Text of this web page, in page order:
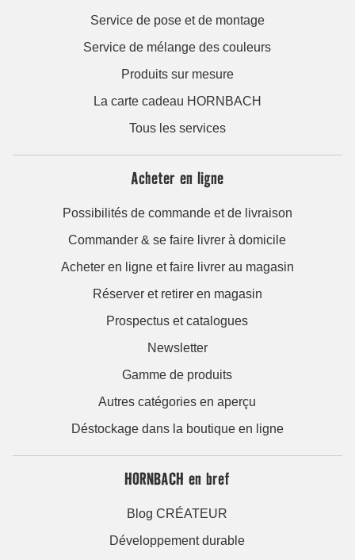
Service de pose et de montage
Service de mélange des couleurs
Produits sur mesure
La carte cadeau HORNBACH
Tous les services
Acheter en ligne
Possibilités de commande et de livraison
Commander & se faire livrer à domicile
Acheter en ligne et faire livrer au magasin
Réserver et retirer en magasin
Prospectus et catalogues
Newsletter
Gamme de produits
Autres catégories en aperçu
Déstockage dans la boutique en ligne
HORNBACH en bref
Blog CRÉATEUR
Développement durable